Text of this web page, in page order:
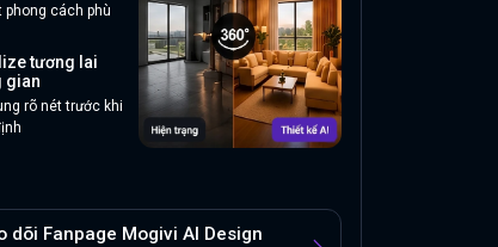
phong cách phù
tương lai
gian
rõ nét trước khi
dõi Fanpage Mogivi AI Design